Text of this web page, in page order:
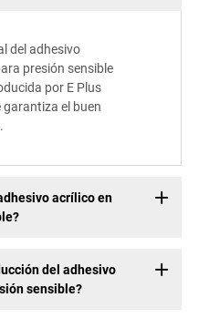
del adhesivo
presión sensible
por E Plus
garantiza el buen
acrílico en
del adhesivo
sensible?